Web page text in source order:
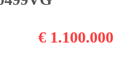
€ 1.100.000